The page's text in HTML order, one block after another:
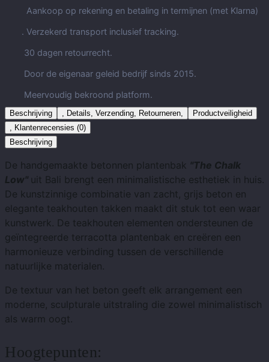
Aankoop op rekening en betaling in termijnen (met Klarna)
. Verzekerd transport inclusief tracking.
30 dagen retourrecht.
Door de eigenaar geleid bedrijf sinds 2015.
Meervoudig bekroond platform.
Beschrijving , Details, Verzending, Retourneren,
Productveiligheid
, Klantenrecensies (0)
Beschrijving
De handgemaakte betonnen plantenbak "The Chalk
Low" uit Bali brengt een minimalistische esthetiek in huis.
De kunstzinnige combinatie van zacht, grijs beton en
elegante teakhouten takken maakt dit stuk tot een waar
kunstwerk. De teakhouten elementen ondersteunen de
geïntegreerde terracotta plantenbak en creëren een
harmonieuze verbinding tussen de verschillende
natuurlijke materialen.
De textuur van het beton geeft elk arrangement een
moderne, sculpturale uitstraling die zowel minimalistisch
als warm oogt.
Hoogtepunten: